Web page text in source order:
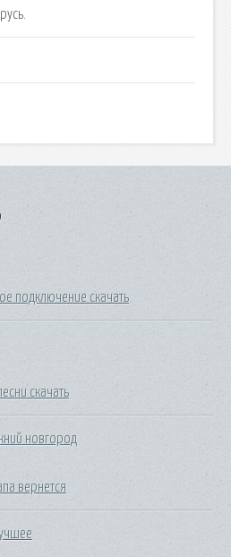
подключение скачать
скачать
новгород
вернется